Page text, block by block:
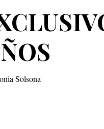
Solsona